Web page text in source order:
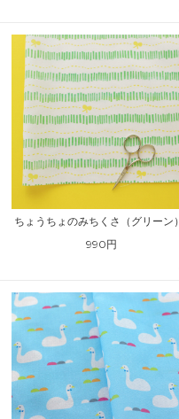
ちょうちょのみちくさ（グリーン）
990円